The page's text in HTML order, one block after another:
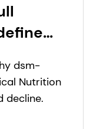
needs
dsm-
Nutrition